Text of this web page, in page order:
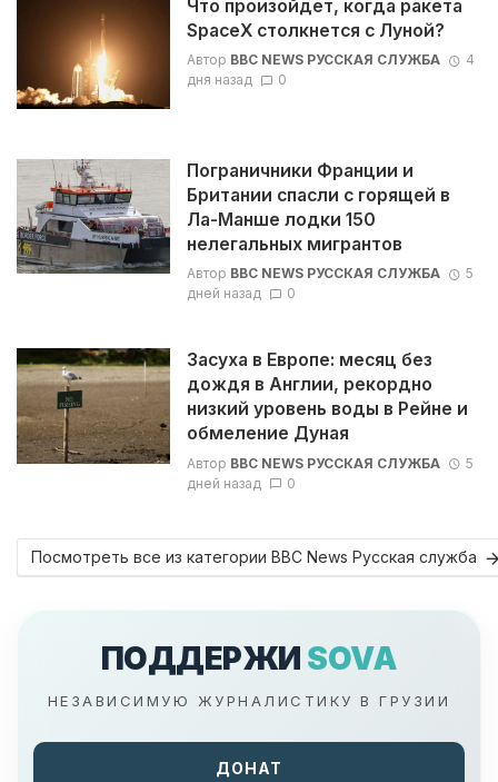
Что произойдет, когда ракета
SpaceX столкнется с Луной?
Автор BBC NEWS РУССКАЯ СЛУЖБА
4
дня назад
0
Пограничники Франции и
Британии спасли с горящей в
Ла-Манше лодки 150
нелегальных мигрантов
Автор BBC NEWS РУССКАЯ СЛУЖБА
5
дней назад
0
Засуха в Европе: месяц без
дождя в Англии, рекордно
низкий уровень воды в Рейне и
обмеление Дуная
Автор BBC NEWS РУССКАЯ СЛУЖБА
5
дней назад
0
Посмотреть все из категории BBC News Русская служба
ПОДДЕРЖИ SOVA
НЕЗАВИСИМУЮ ЖУРНАЛИСТИКУ В ГРУЗИИ
ДОНАТ